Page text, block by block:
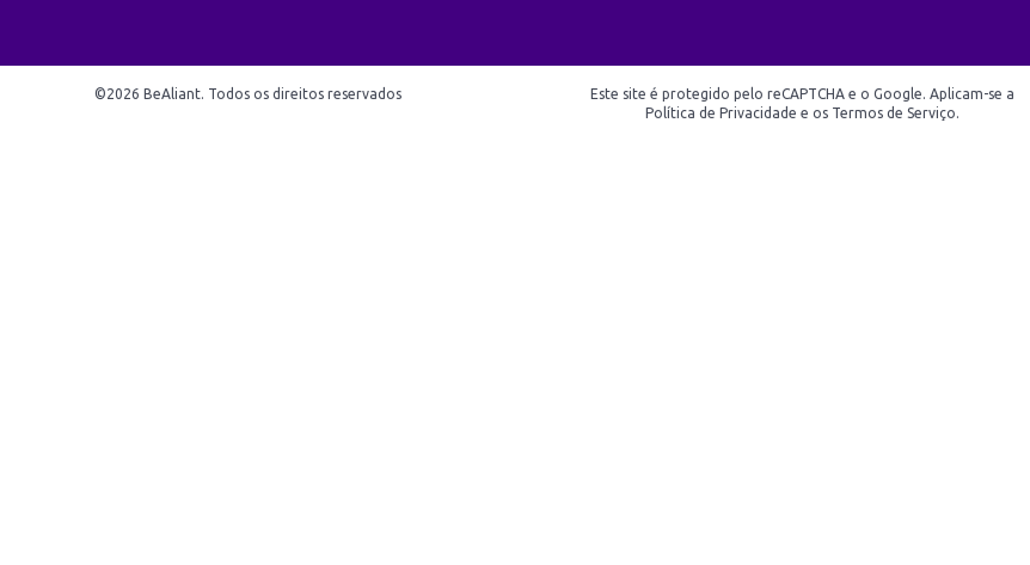
©2026 BeAliant. Todos os direitos reservados
Este site é protegido pelo reCAPTCHA e o Google. Aplicam-se a
Política de Privacidade e os Termos de Serviço.